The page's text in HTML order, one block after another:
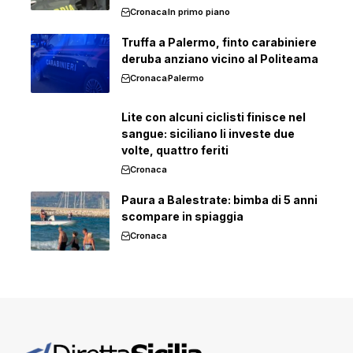
CronacaIn primo piano
Truffa a Palermo, finto carabiniere
deruba anziano vicino al Politeama
CronacaPalermo
Lite con alcuni ciclisti finisce nel
sangue: siciliano li investe due
volte, quattro feriti
Cronaca
Paura a Balestrate: bimba di 5 anni
scompare in spiaggia
Cronaca